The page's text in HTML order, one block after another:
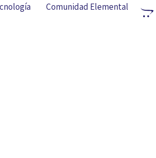
Comunidad Elemental